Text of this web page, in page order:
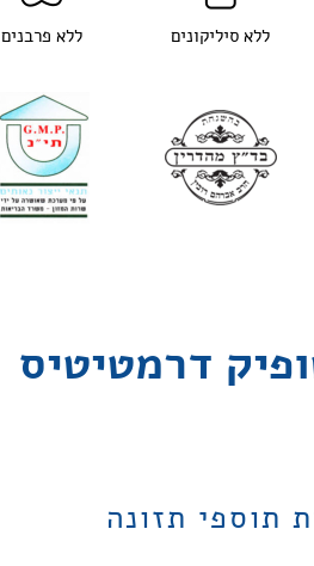
ללא סיליקונים ללא פרבנים
דרמטיטיס